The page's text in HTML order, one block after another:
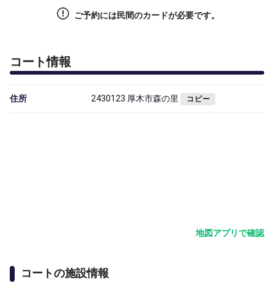
ご予約には民間のカードが必要です。
コート情報
住所 2430123 厚木市森の里 コピー
地図アプリで確認
コートの施設情報